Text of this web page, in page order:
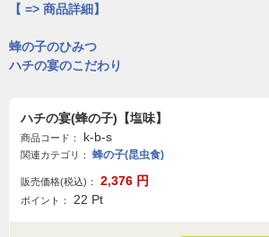
【 => 商品詳細】
蜂の子のひみつ
ハチの宴のこだわり
ハチの宴(蜂の子)【塩味】
商品コード： k-b-s
関連カテゴリ： 蜂の子(昆虫食)
販売価格(税込)： 2,376 円
ポイント： 22 Pt